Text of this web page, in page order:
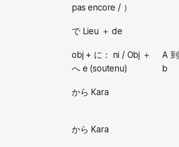
pas encore / ）
で Lieu ＋ de
obj + に： ni / Obj ＋
へ e (soutenu)
A
b
から Kara
から Kara